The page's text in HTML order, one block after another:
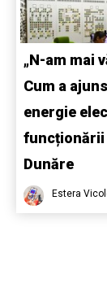
„N-am mai
Cum a
energie
funcționării
Dunăre
Estera